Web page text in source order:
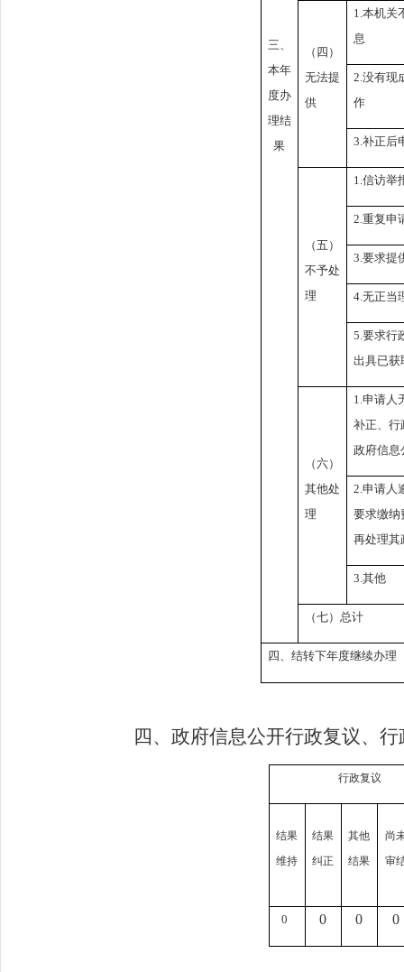
三、
本年
度办
理结
果
（四）
无法提
供
1.本机关
息
2.没有现
作
3.补正后
（五）
不予处
理
1.信访举
2.重复申
3.要求提
4.无正当
5.要求行
出具已获
（六）
其他处
理
1.申请人
补正、行
政府信息
2.申请人
要求缴纳
再处理其
3.其他
（七）总计
四、结转下年度继续办理
四、政府信息公开行政复议、
行政复议
结果
维持
结果
纠正
其他
结果
尚
审
0 0 0 0